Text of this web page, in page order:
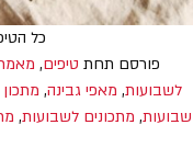
כל
פורסם תחת טיפים,
לשבועות, מאפי גבינה,
שבועות, מתכונים לשבועות,